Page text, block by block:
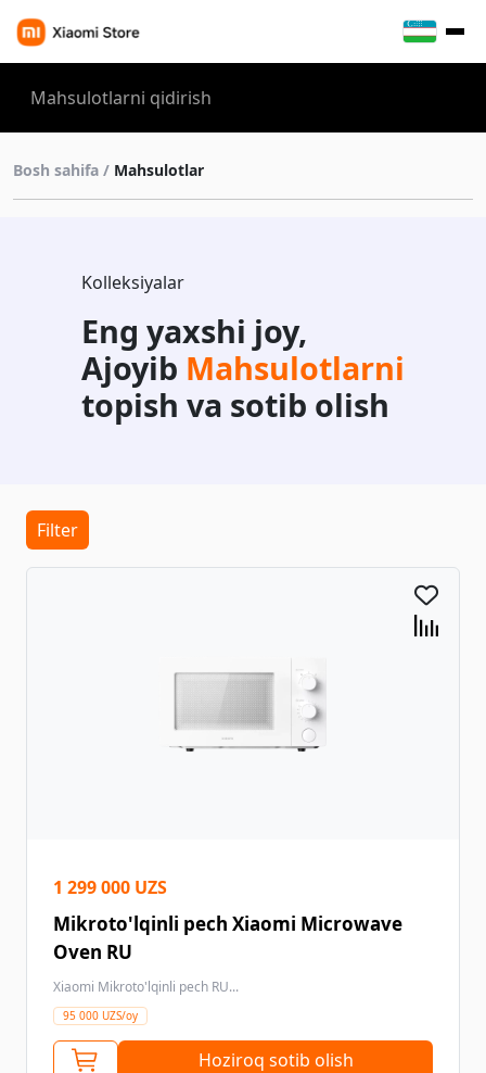
Bosh sahifa / Mahsulotlar
Kolleksiyalar
Eng yaxshi joy,
Ajoyib Mahsulotlarni
topish va sotib olish
Filter
1 299 000 UZS
Mikroto'lqinli pech Xiaomi Microwave
Oven RU
Xiaomi Mikroto'lqinli pech RU...
95 000 UZS/oy
Hoziroq sotib olish